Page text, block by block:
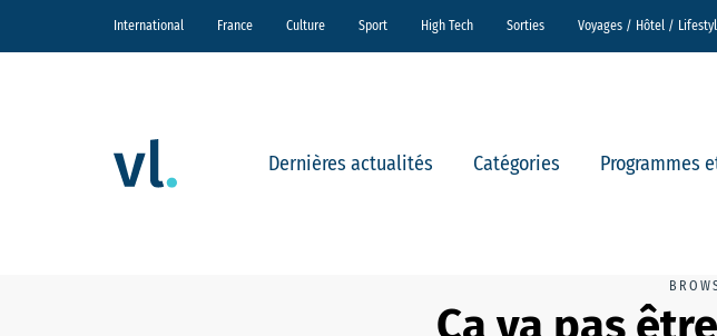
International France Culture Sport High Tech Sorties Voyages / Hôtel /
Dernières actualités Catégories Programmes